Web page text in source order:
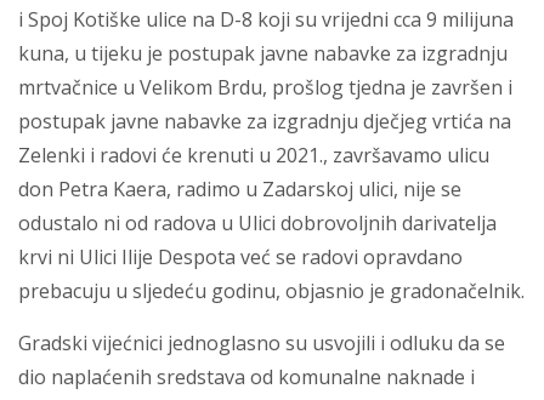
i Spoj Kotiške ulice na D-8 koji su vrijedni cca 9 milijuna
kuna, u tijeku je postupak javne nabavke za izgradnju
mrtvačnice u Velikom Brdu, prošlog tjedna je završen i
postupak javne nabavke za izgradnju dječjeg vrtića na
Zelenki i radovi će krenuti u 2021., završavamo ulicu
don Petra Kaera, radimo u Zadarskoj ulici, nije se
odustalo ni od radova u Ulici dobrovoljnih darivatelja
krvi ni Ulici Ilije Despota već se radovi opravdano
prebacuju u sljedeću godinu, objasnio je gradonačelnik.
Gradski vijećnici jednoglasno su usvojili i odluku da se
dio naplaćenih sredstava od komunalne naknade i